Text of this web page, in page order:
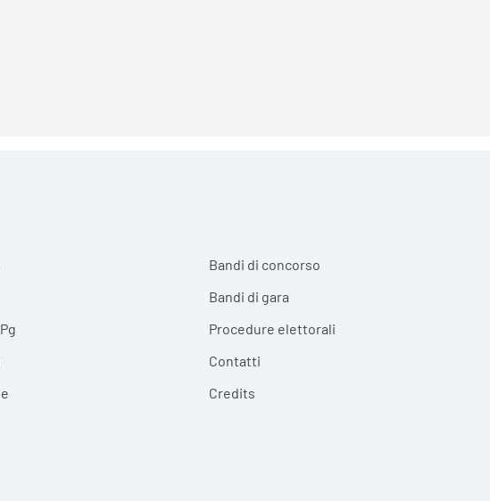
Bandi di concorso
Bandi di gara
Procedure elettorali
Contatti
Credits